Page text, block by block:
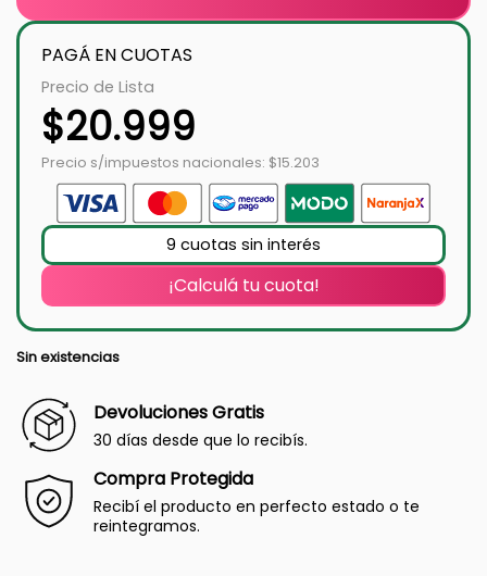
PAGÁ EN CUOTAS
Precio de Lista
$20.999
Precio s/impuestos nacionales: $15.203
9 cuotas sin interés
¡Calculá tu cuota!
Sin existencias
Devoluciones Gratis
30 días desde que lo recibís.
Compra Protegida
Recibí el producto en perfecto estado o te
reintegramos.